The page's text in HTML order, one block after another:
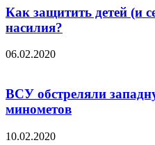
Как защитить детей (и
насилия?
06.02.2020
ВСУ обстреляли
минометов
10.02.2020